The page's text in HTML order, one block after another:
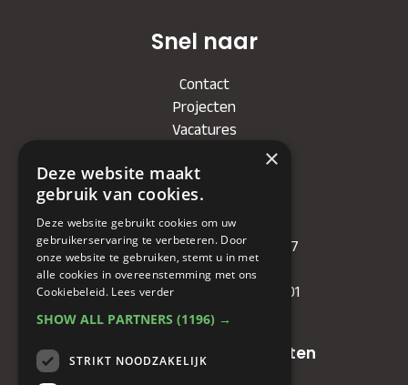
Snel naar
Contact
Projecten
Vacatures
Bedrijf
KVK: 71479090
IBAN : NL81RABO0349089957
BIC :
RABONL2U
BTW (VAT) :
NL. 858732191.B01
Oude baan 49, 5125 NG Hulten
×
Deze website maakt
gebruik van cookies.
Deze website gebruikt cookies om uw
gebruikerservaring te verbeteren. Door
onze website te gebruiken, stemt u in met
alle cookies in overeenstemming met ons
Cookiebeleid. Lees verder
SHOW ALL PARTNERS (1196) →
STRIKT NOODZAKELIJK